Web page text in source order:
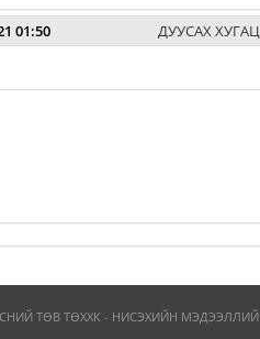
01:50 ДУУСАХ
ТӨВ ТӨХХК - НИСЭХИЙН